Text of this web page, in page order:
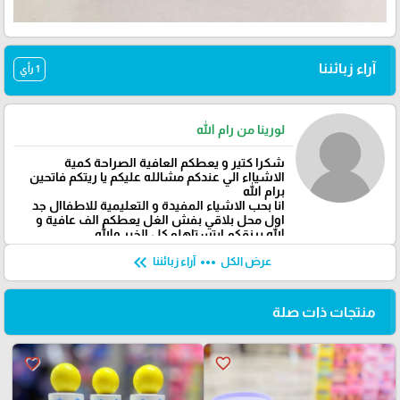
آراء زبائننا 1 رأي
لورينا من رام الله
شكرا كتير و يعطكم العافية الصراحة كمية
الاشيااء الي عندكم مشالله عليكم يا ريتكم فاتحين
برام الله
انا بحب الاشياء المفيدة و التعليمية للاطفاال جد
اول محل بلاقي بفش الغل يعطكم الف عافية و
الله يرزقكم ابتستاهلو كل الخير والله
عرض الكل more_horiz آراء زبائننا keyboard_double_arrow_left
منتجات ذات صلة
favorite_border
favorite_border